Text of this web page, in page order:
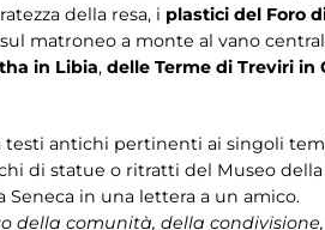
della resa, i plastici del Foro
matroneo a monte al vano
in Libia, delle Terme di Treviri in
testi antichi pertinenti ai singoli
di statue o ritratti del Museo
in una lettera a un amico.
della comunità, della